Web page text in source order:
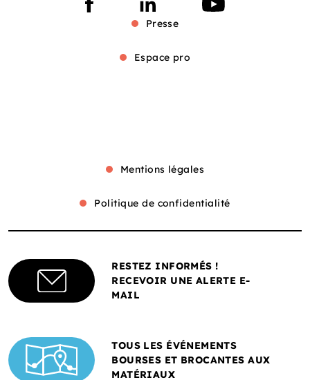
Presse
Espace pro
Mentions légales
Politique de confidentialité
RESTEZ INFORMÉS !
RECEVOIR UNE ALERTE E-
MAIL
TOUS LES ÉVÉNEMENTS
BOURSES ET BROCANTES AUX
MATÉRIAUX